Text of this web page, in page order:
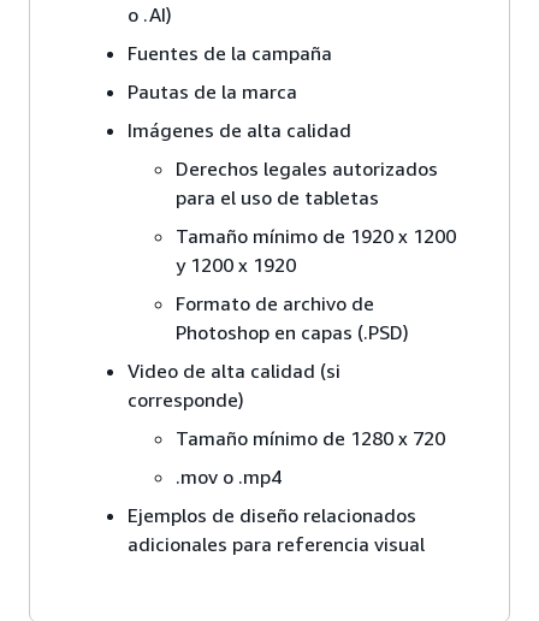
o .AI)
Fuentes de la campaña
Pautas de la marca
Imágenes de alta calidad
Derechos legales autorizados
para el uso de tabletas
Tamaño mínimo de 1920 x 1200
y 1200 x 1920
Formato de archivo de
Photoshop en capas (.PSD)
Video de alta calidad (si
corresponde)
Tamaño mínimo de 1280 x 720
.mov o .mp4
Ejemplos de diseño relacionados
adicionales para referencia visual